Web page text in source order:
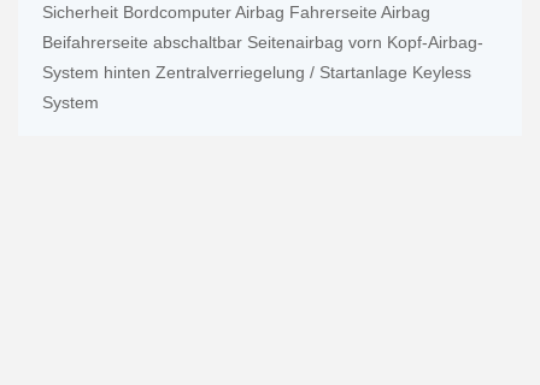
Sicherheit Bordcomputer Airbag Fahrerseite Airbag
Beifahrerseite abschaltbar Seitenairbag vorn Kopf-Airbag-
System hinten Zentralverriegelung / Startanlage Keyless
System